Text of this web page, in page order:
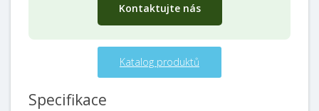
Kontaktujte nás
Katalog produktů
Specifikace